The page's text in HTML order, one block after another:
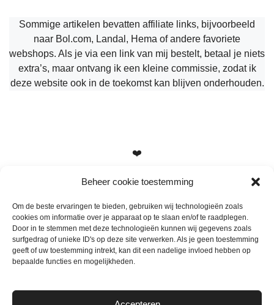
Beheer cookie toestemming
Om de beste ervaringen te bieden, gebruiken wij technologieën zoals
cookies om informatie over je apparaat op te slaan en/of te raadplegen.
Door in te stemmen met deze technologieën kunnen wij gegevens zoals
surfgedrag of unieke ID's op deze site verwerken. Als je geen toestemming
geeft of uw toestemming intrekt, kan dit een nadelige invloed hebben op
bepaalde functies en mogelijkheden.
Sommige artikelen bevatten affiliate links, bijvoorbeeld
naar Bol.com, Landal, Hema of andere favoriete
webshops. Als je via een link van mij bestelt, betaal je niets
extra’s, maar ontvang ik een kleine commissie, zodat ik
deze website ook in de toekomst kan blijven onderhouden.
❤️
Heb je vragen, suggesties of tips? Stuur me een berichtje
info@mamameteenblog.nl